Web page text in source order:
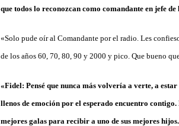
que todos lo reconozcan como comandante en jefe
«Solo pude oír al Comandante por el radio. Les
de los años 60, 70, 80, 90 y 2000 y pico. Que bueno
«Fidel: Pensé que nunca más volvería a verte, a
llenos de emoción por el esperado encuentro
mejores galas para recibir a uno de sus mejores